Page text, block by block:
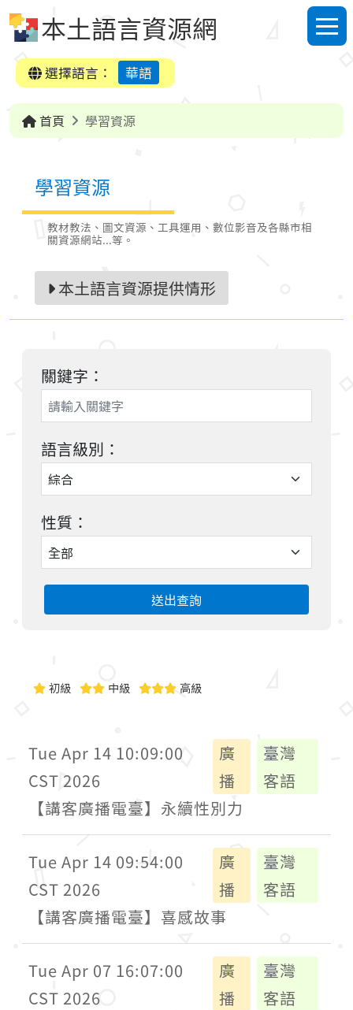
本土語言資源網
選單
選擇語言：
華語
首頁 學習資源
學習資源
教材教法、圖文資源、工具運用、數位影音及各縣市相
關資源網站...等。
本土語言資源提供情形
關鍵字：
語言級別：
性質：
送出查詢
初級 中級 高級
Tue Apr 14 10:09:00
CST 2026
廣
播
臺灣
客語
【講客廣播電臺】永續性別力
Tue Apr 14 09:54:00
CST 2026
廣
播
臺灣
客語
【講客廣播電臺】喜感故事
Tue Apr 07 16:07:00
CST 2026
廣
播
臺灣
客語